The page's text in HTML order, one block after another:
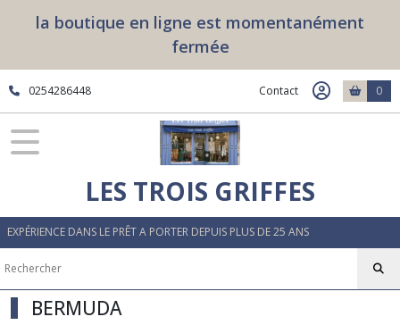
la boutique en ligne est momentanément
fermée
0254286448 Contact 0
LES TROIS GRIFFES
EXPÉRIENCE DANS LE PRÊT A PORTER DEPUIS PLUS DE 25 ANS
BERMUDA
Fermer
FILTRES
Tous
les
produits
POLO
(7)
JEANS
(6)